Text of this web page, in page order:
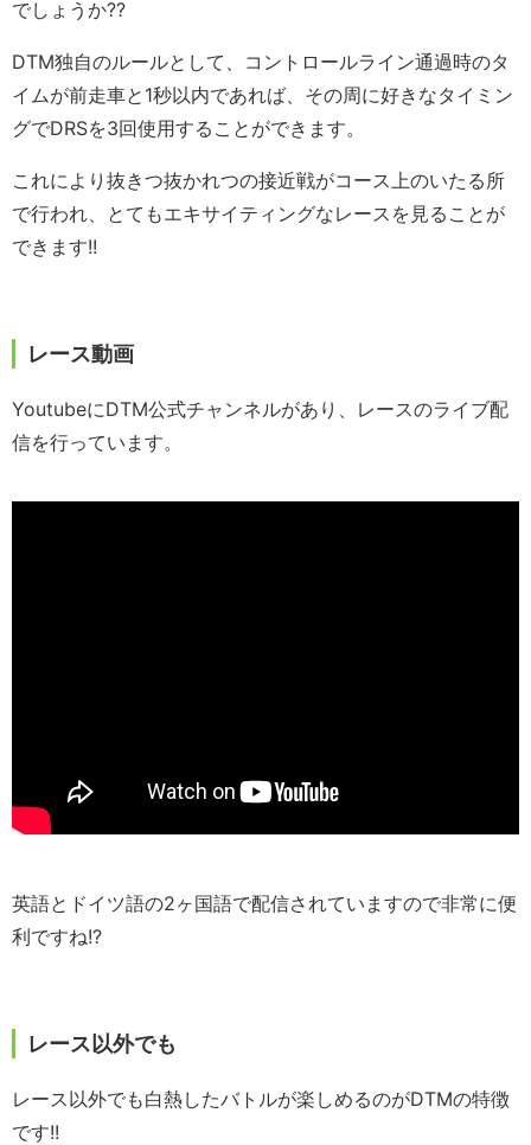
でしょうか??
DTM独自のルールとして、コントロールライン通過時のタ
イムが前走車と1秒以内であれば、その周に好きなタイミン
グでDRSを3回使用することができます。
これにより抜きつ抜かれつの接近戦がコース上のいたる所
で行われ、とてもエキサイティングなレースを見ることが
できます!!
レース動画
YoutubeにDTM公式チャンネルがあり、レースのライブ配
信を行っています。
英語とドイツ語の2ヶ国語で配信されていますので非常に便
利ですね!?
レース以外でも
レース以外でも白熱したバトルが楽しめるのがDTMの特徴
です!!